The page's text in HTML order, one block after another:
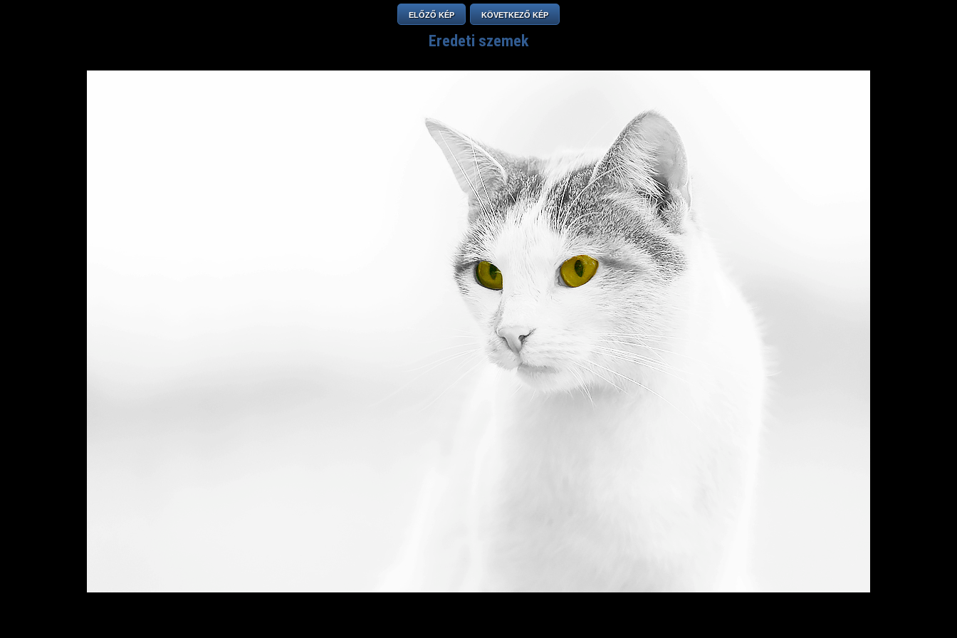
ELŐZŐ KÉP KÖVETKEZŐ KÉP
Eredeti szemek